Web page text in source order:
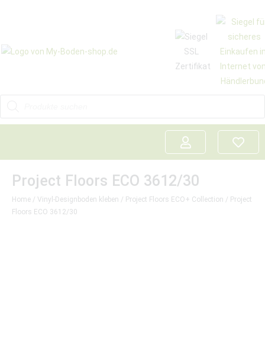
Project Floors ECO 3612/30
Home / Vinyl-Designboden kleben / Project Floors ECO+ Collection / Project
Floors ECO 3612/30